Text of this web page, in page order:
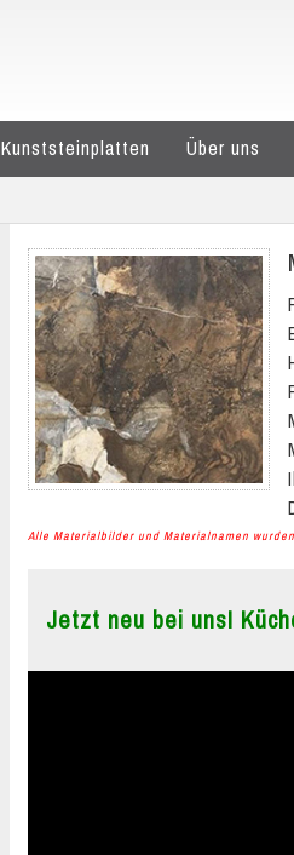
Kunststeinplatten Über uns
Alle Materialbilder und Materialnamen
Jetzt neu bei uns!